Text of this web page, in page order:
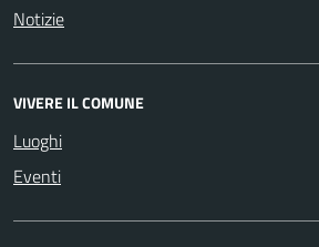
Notizie
VIVERE IL COMUNE
Luoghi
Eventi